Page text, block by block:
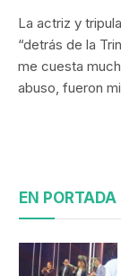
La actriz y
“detrás de la
me cuesta
abuso, fueron
EN PORTADA